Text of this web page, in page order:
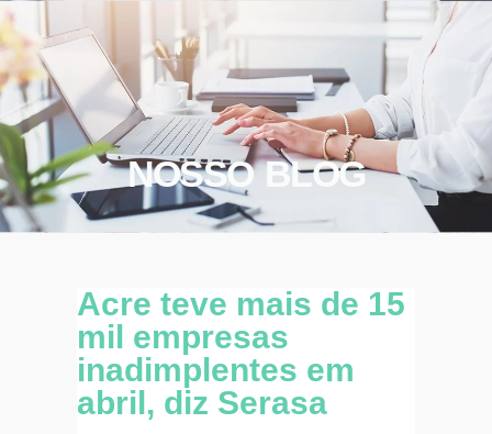
NOSSO BLOG
Acre teve mais de 15
mil empresas
inadimplentes em
abril, diz Serasa